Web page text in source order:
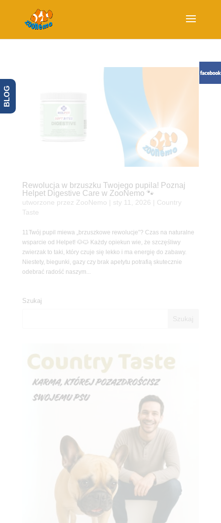
Rewolucja w brzuszku Twojego pupila! Poznaj
Helpet Digestive Care w ZooNemo 🐾
utworzone przez ZooNemo sty 11, 2026
Country
Taste
11Twój pupil miewa „brzuszkowe rewolucje”? Czas na naturalne
wsparcie od Helpet! 🐶🐱 Każdy opiekun wie, że szczęśliwy
zwierzak to taki, który czuje się lekko i ma energię do zabawy.
Niestety, biegunki, gazy czy brak apetytu potrafią skutecznie
odebrać radość naszym...
Szukaj
BLOG